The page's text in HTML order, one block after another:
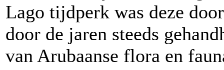
Lago tijdperk was deze
door de jaren steeds
van Arubaanse flora en